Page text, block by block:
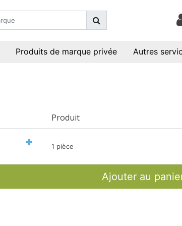
Produits de marque privée Autres
Produit
1 pièce
Ajouter au